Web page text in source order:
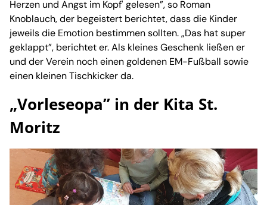
Herzen und Angst im Kopf' gelesen”, so Roman
Knoblauch, der begeistert berichtet, dass die Kinder
jeweils die Emotion bestimmen sollten. „Das hat super
geklappt”, berichtet er. Als kleines Geschenk ließen er
und der Verein noch einen goldenen EM-Fußball sowie
einen kleinen Tischkicker da.
„Vorleseopa” in der Kita St.
Moritz